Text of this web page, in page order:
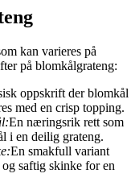
kan varieres på
på blomkålgrateng:
oppskrift der blomkål
med en crisp topping.
En næringsrik rett som
i en deilig grateng.
En smakfull variant
saftig skinke for en